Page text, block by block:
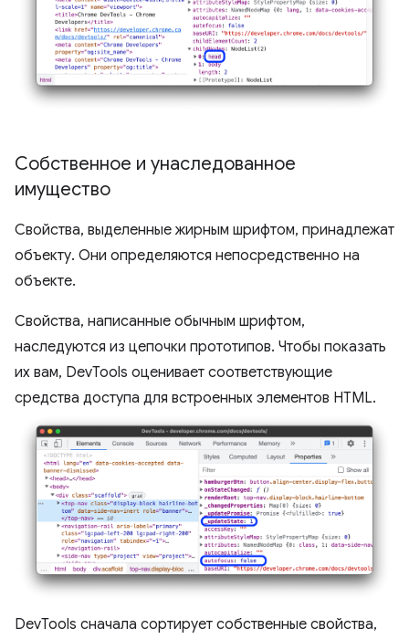
Собственное и унаследованное
имущество
Свойства, выделенные жирным шрифтом, принадлежат
объекту. Они определяются непосредственно на
объекте.
Свойства, написанные обычным шрифтом,
наследуются из цепочки прототипов. Чтобы показать
их вам, DevTools оценивает соответствующие
средства доступа для встроенных элементов HTML.
DevTools сначала сортирует собственные свойства,